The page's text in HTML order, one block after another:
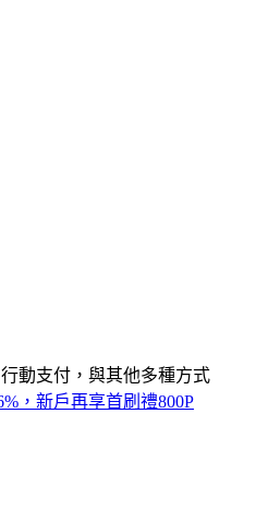
動支付，與其他多種方式
，新戶再享首刷禮800P